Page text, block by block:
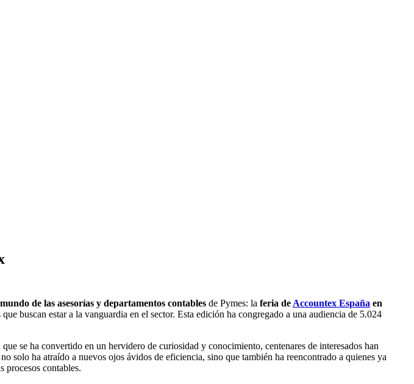
mundo de las asesorías y departamentos contables de Pymes: la feria de Accountex España en
buscan estar a la vanguardia en el sector. Esta edición ha congregado a una audiencia de 5.024
que se ha convertido en un hervidero de curiosidad y conocimiento, centenares de interesados han
solo ha atraído a nuevos ojos ávidos de eficiencia, sino que también ha reencontrado a quienes ya
procesos contables.